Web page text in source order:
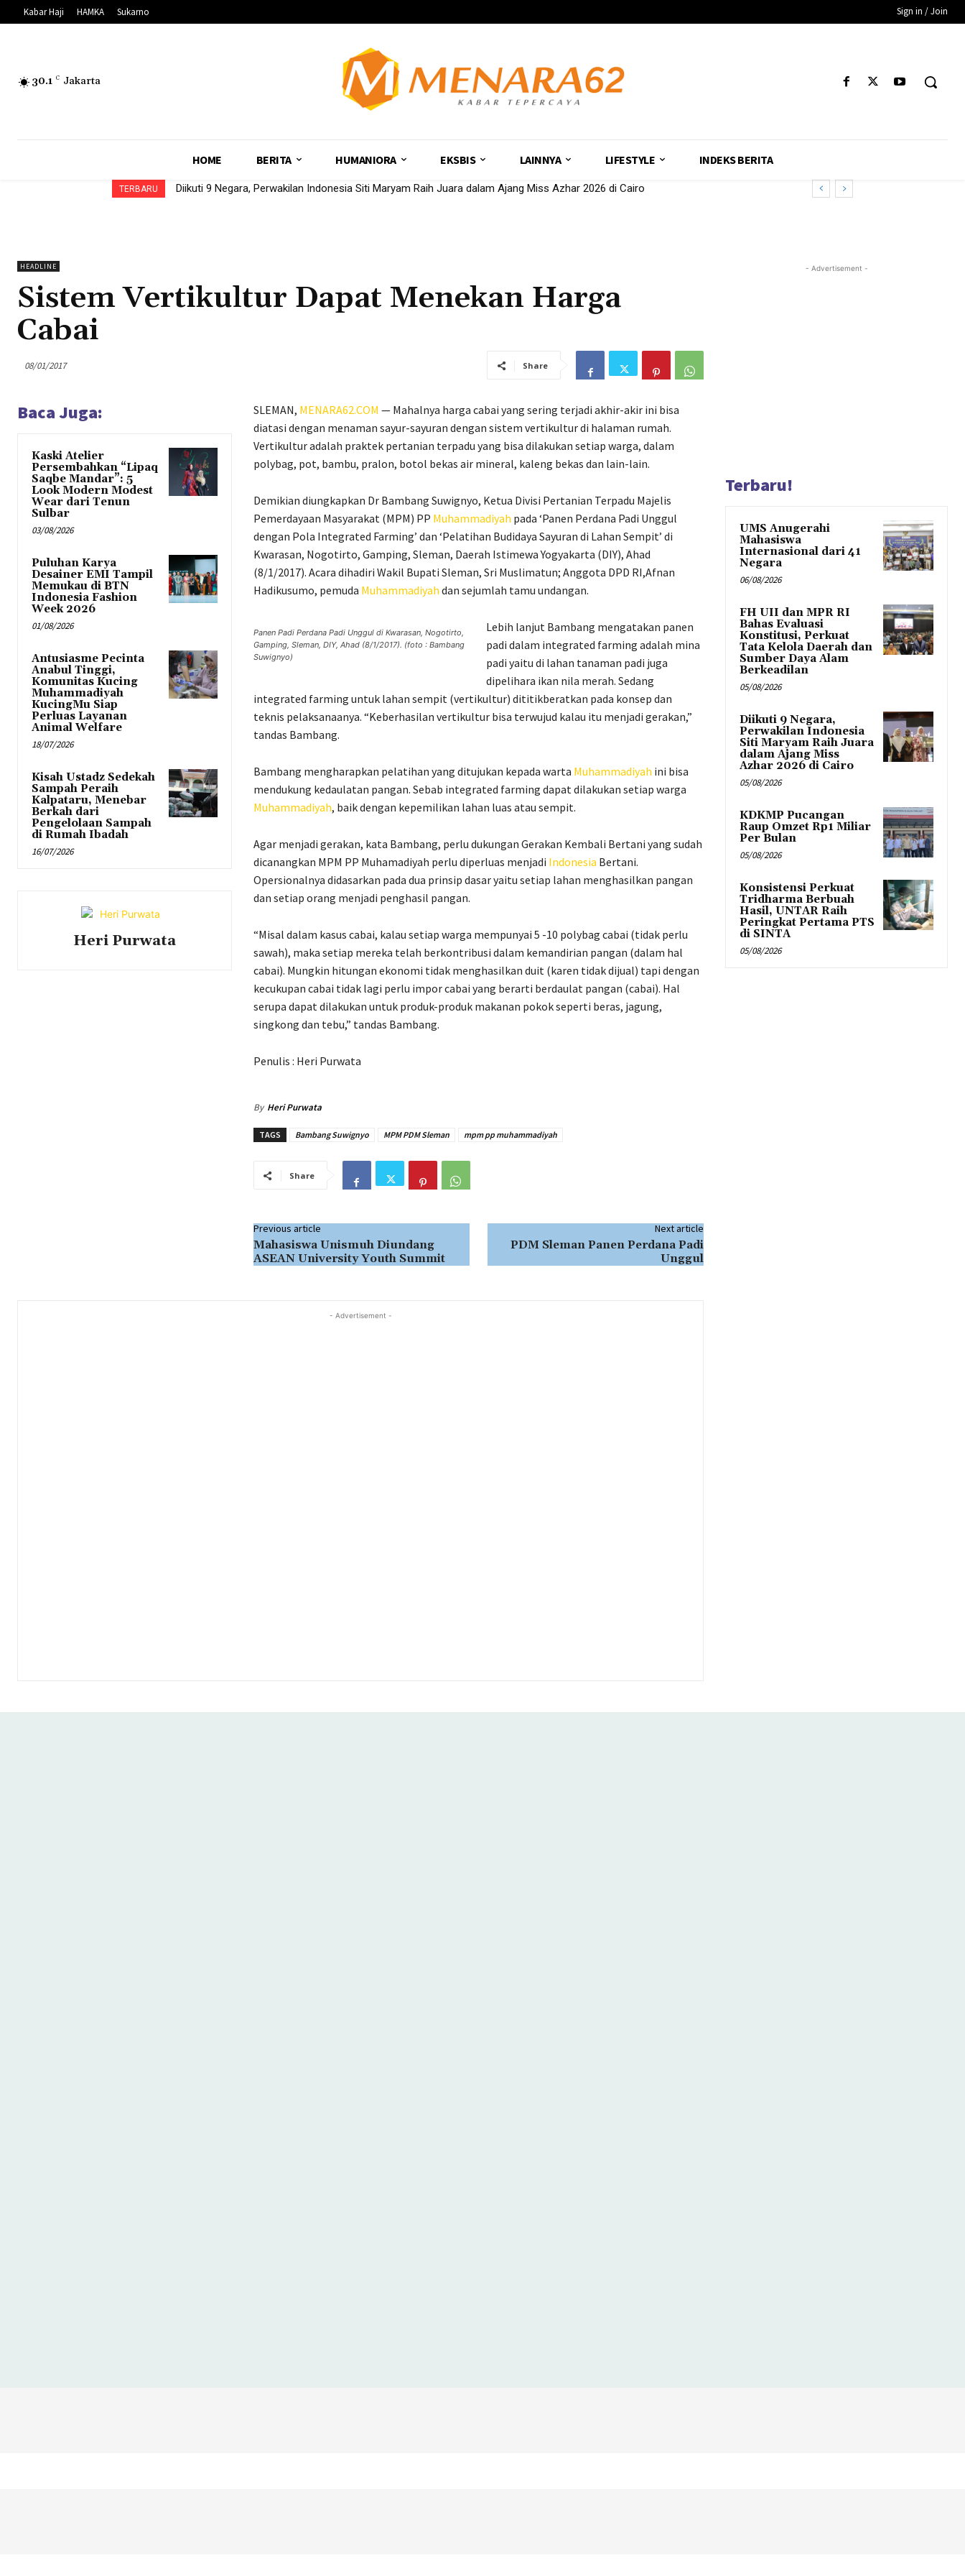
Kabar Haji HAMKA Sukarno Sign in / Join
30.1 C Jakarta
HOME BERITA HUMANIORA EKSBIS LAINNYA LIFESTYLE INDEKS BERITA
TERBARU Diikuti 9 Negara, Perwakilan Indonesia Siti Maryam Raih Juara dalam Ajang Miss Azhar 2026 di Cairo
HEADLINE
Sistem Vertikultur Dapat Menekan Harga
Cabai
08/01/2017 Share
Baca Juga:
Kaski Atelier
Persembahkan “Lipaq
Saqbe Mandar”: 5
Look Modern Modest
Wear dari Tenun
Sulbar
03/08/2026
Puluhan Karya
Desainer EMI Tampil
Memukau di BTN
Indonesia Fashion
Week 2026
01/08/2026
Antusiasme Pecinta
Anabul Tinggi,
Komunitas Kucing
Muhammadiyah
KucingMu Siap
Perluas Layanan
Animal Welfare
18/07/2026
Kisah Ustadz Sedekah
Sampah Peraih
Kalpataru, Menebar
Berkah dari
Pengelolaan Sampah
di Rumah Ibadah
16/07/2026
Heri Purwata
SLEMAN, MENARA62.COM — Mahalnya harga cabai yang sering terjadi akhir-akir ini bisa
diatasi dengan menaman sayur-sayuran dengan sistem vertikultur di halaman rumah.
Vertikultur adalah praktek pertanian terpadu yang bisa dilakukan setiap warga, dalam
polybag, pot, bambu, pralon, botol bekas air mineral, kaleng bekas dan lain-lain.
Demikian diungkapkan Dr Bambang Suwignyo, Ketua Divisi Pertanian Terpadu Majelis
Pemerdayaan Masyarakat (MPM) PP Muhammadiyah pada ‘Panen Perdana Padi Unggul
dengan Pola Integrated Farming’ dan ‘Pelatihan Budidaya Sayuran di Lahan Sempit’ di
Kwarasan, Nogotirto, Gamping, Sleman, Daerah Istimewa Yogyakarta (DIY), Ahad
(8/1/2017). Acara dihadiri Wakil Bupati Sleman, Sri Muslimatun; Anggota DPD RI,Afnan
Hadikusumo, pemuda Muhammadiyah dan sejumlah tamu undangan.
Panen Padi Perdana Padi Unggul di Kwarasan, Nogotirto,
Gamping, Sleman, DIY, Ahad (8/1/2017). (foto : Bambang
Suwignyo)
Lebih lanjut Bambang mengatakan panen
padi dalam integrated farming adalah mina
padi yaitu di lahan tanaman padi juga
dipelihara ikan nila merah. Sedang
integrated farming untuk lahan sempit (vertikultur) dititikberatkan pada konsep dan
teknis pelaksanaanya. “Keberhasilan vertikultur bisa terwujud kalau itu menjadi gerakan,”
tandas Bambang.
Bambang mengharapkan pelatihan yang ditujukan kepada warta Muhammadiyah ini bisa
mendukung kedaulatan pangan. Sebab integrated farming dapat dilakukan setiap warga
Muhammadiyah, baik dengan kepemilikan lahan luas atau sempit.
Agar menjadi gerakan, kata Bambang, perlu dukungan Gerakan Kembali Bertani yang sudah
dicanangkan MPM PP Muhamadiyah perlu diperluas menjadi Indonesia Bertani.
Opersionalnya didasarkan pada dua prinsip dasar yaitu setiap lahan menghasilkan pangan
dan setiap orang menjadi penghasil pangan.
“Misal dalam kasus cabai, kalau setiap warga mempunyai 5 -10 polybag cabai (tidak perlu
sawah), maka setiap mereka telah berkontribusi dalam kemandirian pangan (dalam hal
cabai). Mungkin hitungan ekonomi tidak menghasilkan duit (karen tidak dijual) tapi dengan
kecukupan cabai tidak lagi perlu impor cabai yang berarti berdaulat pangan (cabai). Hal
serupa dapat dilakukan untuk produk-produk makanan pokok seperti beras, jagung,
singkong dan tebu,” tandas Bambang.
Penulis : Heri Purwata
By Heri Purwata
TAGS Bambang Suwignyo MPM PDM Sleman mpm pp muhammadiyah
Share
Previous article
Mahasiswa Unismuh Diundang
ASEAN University Youth Summit
Next article
PDM Sleman Panen Perdana Padi
Unggul
- Advertisement -
- Advertisement -
Terbaru!
UMS Anugerahi
Mahasiswa
Internasional dari 41
Negara
06/08/2026
FH UII dan MPR RI
Bahas Evaluasi
Konstitusi, Perkuat
Tata Kelola Daerah dan
Sumber Daya Alam
Berkeadilan
05/08/2026
Diikuti 9 Negara,
Perwakilan Indonesia
Siti Maryam Raih Juara
dalam Ajang Miss
Azhar 2026 di Cairo
05/08/2026
KDKMP Pucangan
Raup Omzet Rp1 Miliar
Per Bulan
05/08/2026
Konsistensi Perkuat
Tridharma Berbuah
Hasil, UNTAR Raih
Peringkat Pertama PTS
di SINTA
05/08/2026